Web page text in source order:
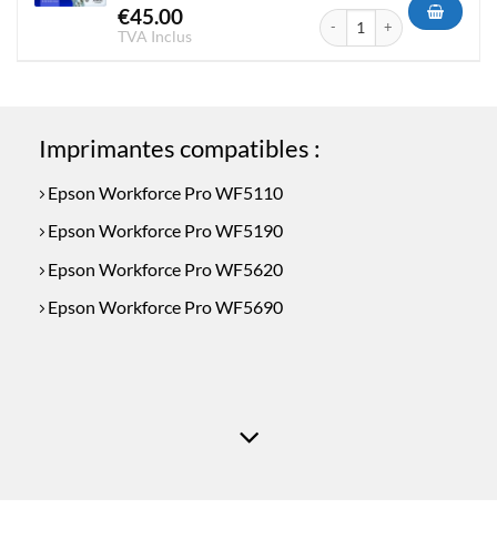
€45.00
TVA Inclus
quantité de Cartouche
Imprimantes compatibles :
Epson Workforce Pro WF5110
Epson Workforce Pro WF5190
Epson Workforce Pro WF5620
Epson Workforce Pro WF5690